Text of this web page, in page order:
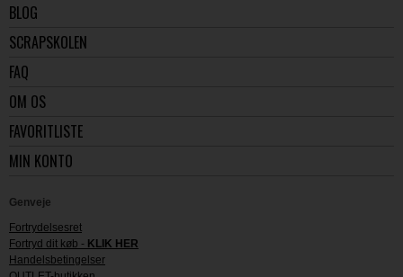
BLOG
SCRAPSKOLEN
FAQ
OM OS
FAVORITLISTE
MIN KONTO
Genveje
Fortrydelsesret
Fortryd dit køb - KLIK HER
Handelsbetingelser